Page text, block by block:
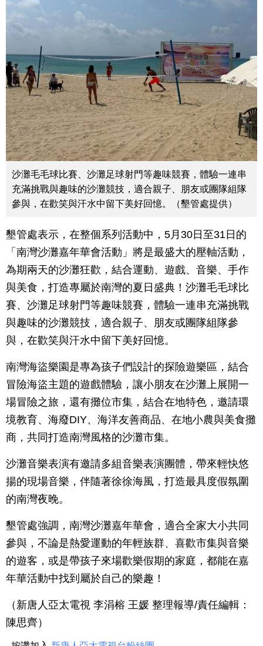
沙灘毛毛球比賽、沙灘足球射門等趣味競賽，體驗一連串
充滿挑戰與趣味的沙灘競技，適合親子、朋友或團隊組隊
參與，在歡笑與汗水中留下美好回憶。（墾管處提供）
墾管處表示，在整個系列活動中，5月30日至31日的
「南灣沙灘嘉年華會活動」將是最盛大的壓軸活動，
為期兩天的沙灘狂歡，結合運動、遊戲、音樂、手作
與美食，打造專屬於南灣的夏日盛典！沙灘毛毛球比
賽、沙灘足球射門等趣味競賽，體驗一連串充滿挑戰
與趣味的沙灘競技，適合親子、朋友或團隊組隊參
與，在歡笑與汗水中留下美好回憶。
南灣海盜樂園是專為孩子們設計的探險遊樂區，結合
冒險海盜主題的遊戲體驗，讓小朋友在沙灘上展開一
場冒險之旅，還有攤位市集，結合在地特色，邀請環
境教育、海廢DIY、海洋友善商品、在地小農與美食攤
商，共同打造南灣風格的沙灘市集。
沙灘音樂表演有邀請多組音樂表演團體，帶來輕快悠
揚的現場音樂，伴隨著徐徐海風，打造最具度假氛圍
的南灣夜晚。
墾管處強調，南灣沙灘嘉年華會，適合全家大小共同
參與，不論是熱愛運動的年輕族群、喜歡市集與音樂
的遊客，或是帶孩子來場歡樂假期的家庭，都能在嘉
年華活動中找到屬於自己的樂趣！
（新唐人亞太電視 李涓榕 王媛 整理報導/責任編輯：
陳思齊）